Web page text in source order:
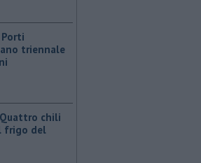
Porti
triennale
Quattro chili
frigo del